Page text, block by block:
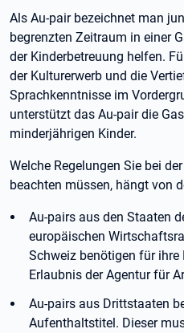
Als Au-pair bezeichnet man
begrenzten Zeitraum in einer
der Kinderbetreuung helfen.
der Kulturerwerb und die
Sprachkenntnisse im
unterstützt das Au-pair die
minderjährigen Kinder.
Welche Regelungen Sie bei
beachten müssen, hängt von
Au-pairs aus den Staaten
europäischen
Schweiz benötigen für
Erlaubnis der Agentur für
Au-pairs aus Drittstaaten
Aufenthaltstitel. Dieser